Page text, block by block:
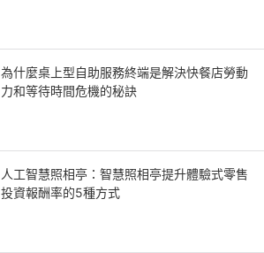
為什麼桌上型自助服務終端是解決快餐店勞動
力和等待時間危機的秘訣
人工智慧照相亭：智慧照相亭提升體驗式零售
投資報酬率的5種方式